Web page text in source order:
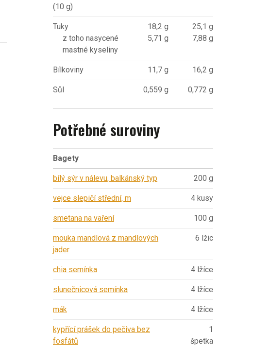
(10 g)
Tuky
z toho nasycené
mastné kyseliny
18,2 g
5,71 g
25,1 g
7,88 g
Bílkoviny 11,7 g 16,2 g
Sůl 0,559 g 0,772 g
Potřebné suroviny
Bagety
bílý sýr v nálevu, balkánský typ 200 g
vejce slepičí střední, m 4 kusy
smetana na vaření 100 g
mouka mandlová z mandlových
jader
6 lžic
chia semínka 4 lžíce
slunečnicová semínka 4 lžíce
mák 4 lžíce
kypřící prášek do pečiva bez
fosfátů
1
špetka